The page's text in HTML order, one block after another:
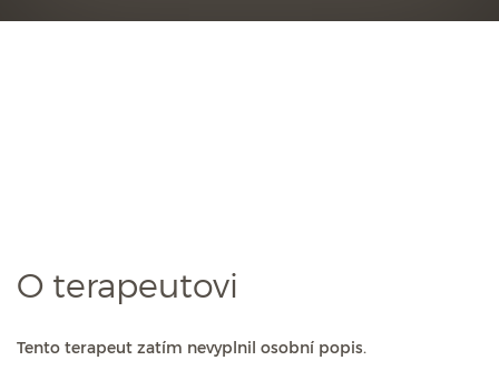
O terapeutovi
Tento terapeut zatím nevyplnil osobní popis.